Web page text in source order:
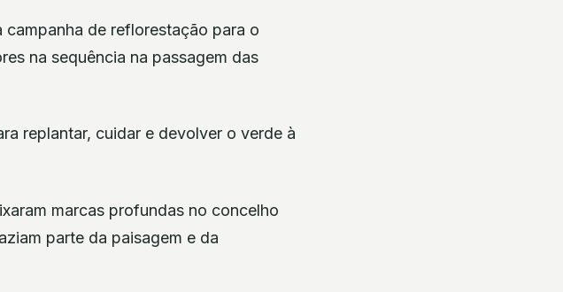
de reflorestação para o
na sequência na passagem das
replantar, cuidar e devolver o verde à
marcas profundas no concelho
parte da paisagem e da